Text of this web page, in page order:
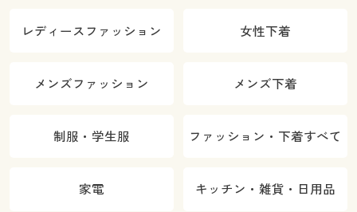
レディースファッション 女性下着
メンズファッション メンズ下着
制服・学生服 ファッション・下着すべて
家電 キッチン・雑貨・日用品